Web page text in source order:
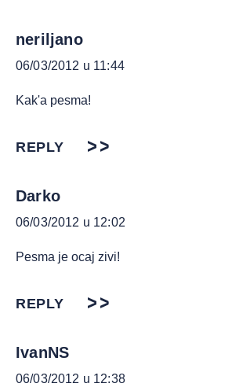
neriljano
06/03/2012 u 11:44
Kak'a pesma!
REPLY
Darko
06/03/2012 u 12:02
Pesma je ocaj zivi!
REPLY
IvanNS
06/03/2012 u 12:38